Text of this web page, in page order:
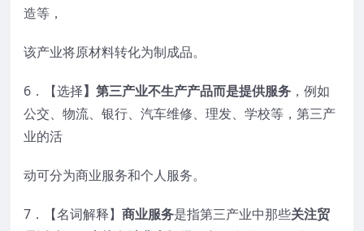
造等，
该产业将原材料转化为制成品。
6．【选择】第三产业不生产产品而是提供服务 ，例如
公交、物流、银行、汽车维修、理发、学校等，第三产
业的活
动可分为商业服务和个人服务。
7．【名词解释】 商业服务是指第三产业中那些关注贸